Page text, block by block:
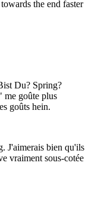
the end faster
Du? Spring?
me goûte plus
goûts hein.
J'aimerais bien qu'ils
vraiment sous-cotée